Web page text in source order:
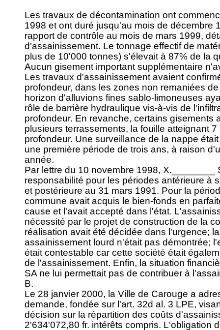
Les travaux de décontamination ont
1998 et ont duré jusqu'au mois de décembre
rapport de contrôle au mois de mars 1999,
d'assainissement. Le tonnage effectif de
plus de 10'000 tonnes) s'élevait à 87% de la
Aucun gisement important supplémentaire
Les travaux d'assainissement avaient
profondeur, dans les zones non remaniées
horizon d'alluvions fines sablo-limoneuses
rôle de barrière hydraulique vis-à-vis de
profondeur. En revanche, certains gisements
plusieurs terrassements, la fouille atteignant
profondeur. Une surveillance de la nappe
une première période de trois ans, à raison
année.
Par lettre du 10 novembre 1998, X.________
responsabilité pour les périodes antérieure à
et postérieure au 31 mars 1991. Pour la
commune avait acquis le bien-fonds en
cause et l'avait accepté dans l'état.
nécessité par le projet de construction de la
réalisation avait été décidée dans l'urgence;
assainissement lourd n'était pas démontrée;
était contestable car cette société était
de l'assainissement. Enfin, la situation
SA ne lui permettait pas de contribuer à
B.
Le 28 janvier 2000, la Ville de Carouge a
demande, fondée sur l'art. 32d al. 3 LPE,
décision sur la répartition des coûts
2'634'072,80 fr. intérêts compris. L'obligation